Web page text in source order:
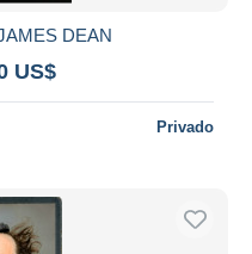
DEAN
US$
Privado